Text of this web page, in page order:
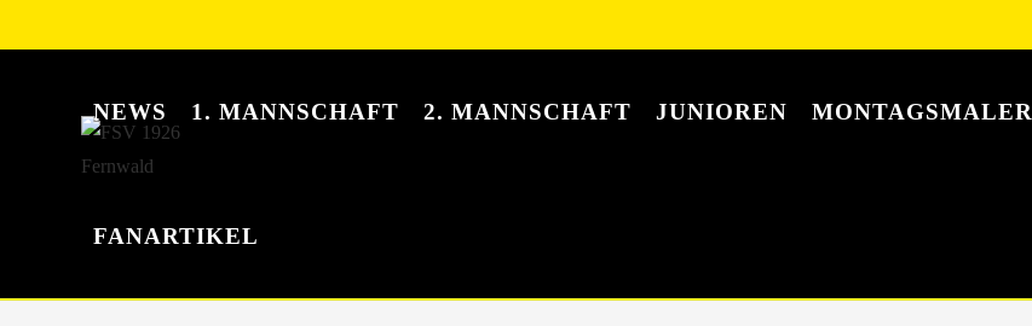
NEWS 1. MANNSCHAFT 2. MANNSCHAFT JUNIOREN MONTAGSMALER
FANARTIKEL